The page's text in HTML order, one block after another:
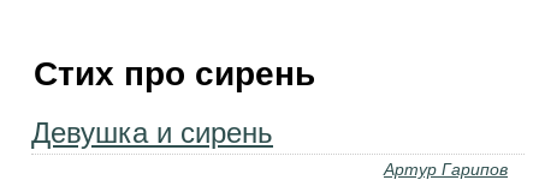
Стих про сирень
Девушка и сирень
Артур Гарипов